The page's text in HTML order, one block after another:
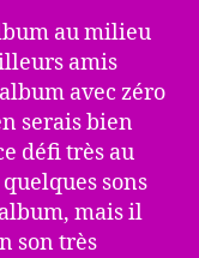
au milieu
amis
avec zéro
serais bien
défi très au
sons
mais il
son très